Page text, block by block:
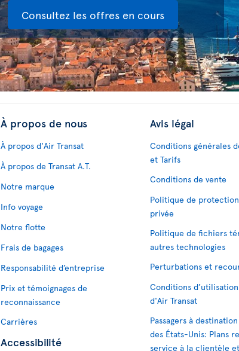
Consultez les offres en cours
À propos de nous
À propos d'Air Transat
À propos de Transat A.T.
Notre marque
Info voyage
Notre flotte
Frais de bagages
Responsabilité d’entreprise
Prix et témoignages de
reconnaissance
Carrières
Accessibilité
Avis légal
Conditions générales
et Tarifs
Conditions de vente
Politique de
privée
Politique de fichiers
autres technologies
Perturbations et
Conditions
d'Air Transat
Passagers à
des États-Unis: Plans
service à la clientèle